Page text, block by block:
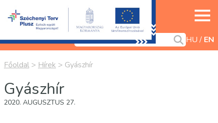
HU EN
Főoldal > Hírek > Gyászhír
Gyászhír
2020. AUGUSZTUS 27.